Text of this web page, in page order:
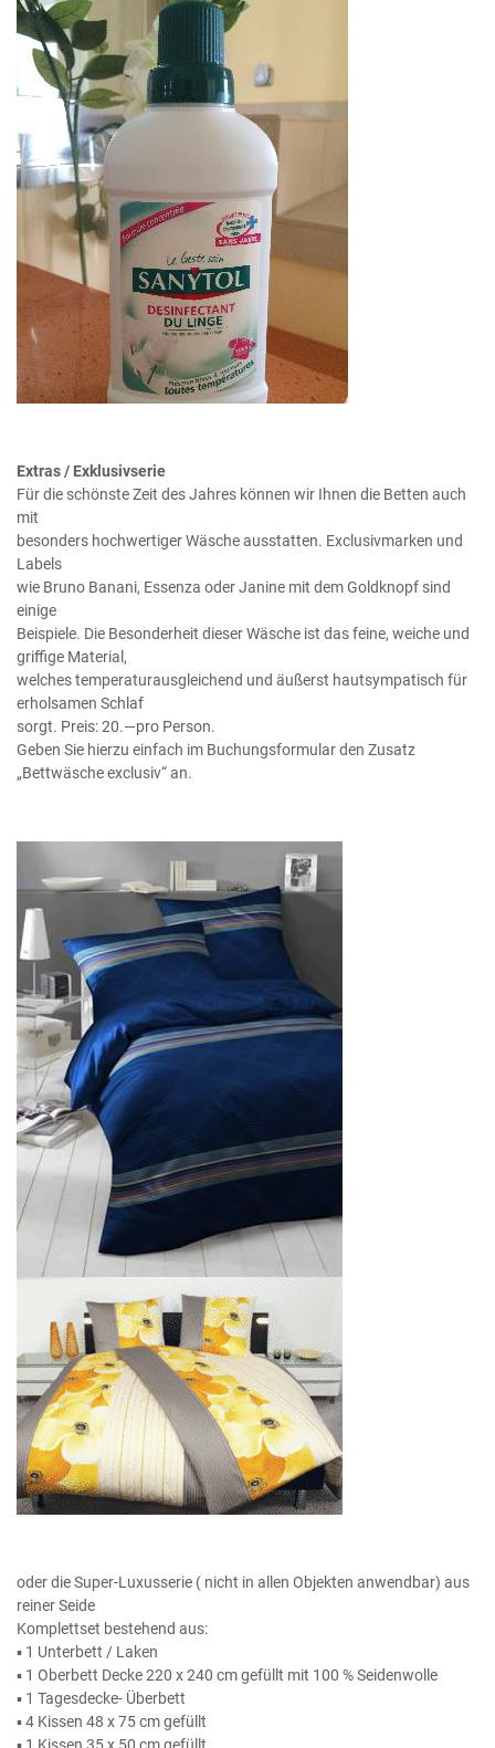
Extras / Exklusivserie
Für die schönste Zeit des Jahres können wir Ihnen die Betten auch
mit
besonders hochwertiger Wäsche ausstatten. Exclusivmarken und
Labels
wie Bruno Banani, Essenza oder Janine mit dem Goldknopf sind
einige
Beispiele. Die Besonderheit dieser Wäsche ist das feine, weiche und
griffige Material,
welches temperaturausgleichend und äußerst hautsympatisch für
erholsamen Schlaf
sorgt. Preis: 20.—pro Person.
Geben Sie hierzu einfach im Buchungsformular den Zusatz
„Bettwäsche exclusiv“ an.
oder die Super-Luxusserie ( nicht in allen Objekten anwendbar) aus
reiner Seide
Komplettset bestehend aus:
▪ 1 Unterbett / Laken
▪ 1 Oberbett Decke 220 x 240 cm gefüllt mit 100 % Seidenwolle
▪ 1 Tagesdecke- Überbett
▪ 4 Kissen 48 x 75 cm gefüllt
▪ 1 Kissen 35 x 50 cm gefüllt